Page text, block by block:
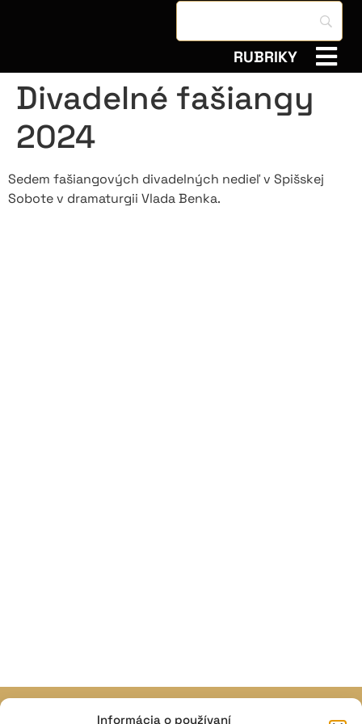
Informácia o používaní
RUBRIKY
Divadelné fašiangy
2024
Sedem fašiangových divadelných nedieľ v Spišskej
Sobote v dramaturgii Vlada Benka.